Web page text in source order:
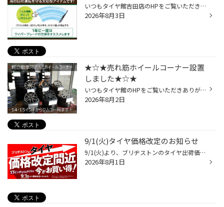
いつもタイヤ館吉田店のHPをご覧いただきありがとうございます。 最近ゲリラ豪雨が多いですが、皆様のワイパーの状態はいかがでしょうか。 ワイパーはゴムなので、経年劣化してしまいます。 放置すると亀裂が入ってきたり・・・ リアワイパーは気づかないうちにゴム部分が切れてなくなっていたりす...
2026年8月3日
★☆★売れ筋ホイールコーナー設置
しました★☆★
いつもタイヤ館のHPをご覧いただきありがとうございます！ ホイール担当スタッフの渡邊です！ この度、売れ筋サイズを中心にホイール担当渡邊がおすすめするホイールのコーナーを設置しました(^O^)/お手頃品からこだわりの逸品まで在庫ございます☆ お好みに合うものがなくても随時お取り寄せ可能！...
2026年8月2日
9/1(火)タイヤ価格改定のお知らせ
9/1(火)より、ブリヂストンのタイヤ出荷価格の改定に伴い、17インチ以下の 国内市販用タイヤ(夏/冬)の価格改定を実施させていただきます。 ※価格改定前の価格での対応については、8/31(月)までの作業実施が対象となっております。 ※商品によって改定率等が異なります。価格改定についてはこちらをご...
2026年8月1日